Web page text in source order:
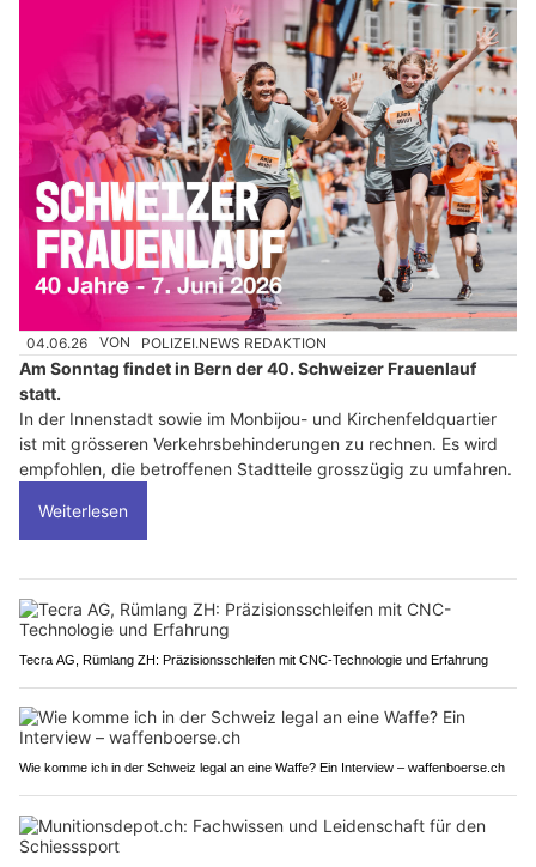
04.06.26 VON POLIZEI.NEWS REDAKTION
Am Sonntag findet in Bern der 40. Schweizer Frauenlauf
statt.
In der Innenstadt sowie im Monbijou- und Kirchenfeldquartier
ist mit grösseren Verkehrsbehinderungen zu rechnen. Es wird
empfohlen, die betroffenen Stadtteile grosszügig zu umfahren.
Weiterlesen
Tecra AG, Rümlang ZH: Präzisionsschleifen mit CNC-Technologie und Erfahrung
Wie komme ich in der Schweiz legal an eine Waffe? Ein Interview – waffenboerse.ch